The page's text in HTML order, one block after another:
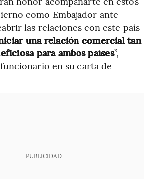
como Embajador ante
las relaciones con este país
una relación comercial tan
para ambos países”,
en su carta de
PUBLICIDAD